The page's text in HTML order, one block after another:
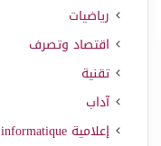
رياضيات
اقتصاد وتصرف
تقنية
آداب
إعلامية informatique